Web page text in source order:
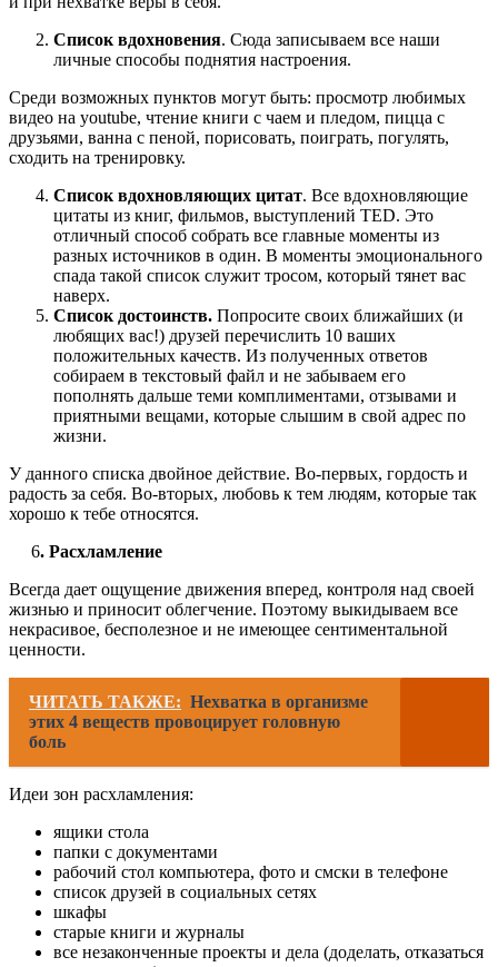
Список вдохновения. Сюда записываем все наши
личные способы поднятия настроения.
Среди возможных пунктов могут быть: просмотр любимых
видео на youtube, чтение книги с чаем и пледом, пицца с
друзьями, ванна с пеной, порисовать, поиграть, погулять,
сходить на тренировку.
Список вдохновляющих цитат. Все вдохновляющие
цитаты из книг, фильмов, выступлений TED. Это
отличный способ собрать все главные моменты из
разных источников в один. В моменты эмоционального
спада такой список служит тросом, который тянет вас
наверх.
Список достоинств. Попросите своих ближайших (и
любящих вас!) друзей перечислить 10 ваших
положительных качеств. Из полученных ответов
собираем в текстовый файл и не забываем его
пополнять дальше теми комплиментами, отзывами и
приятными вещами, которые слышим в свой адрес по
жизни.
У данного списка двойное действие. Во-первых, гордость и
радость за себя. Во-вторых, любовь к тем людям, которые так
хорошо к тебе относятся.
6. Расхламление
Всегда дает ощущение движения вперед, контроля над своей
жизнью и приносит облегчение. Поэтому выкидываем все
некрасивое, бесполезное и не имеющее сентиментальной
ценности.
ЧИТАТЬ ТАКЖЕ: Нехватка в организме
этих 4 веществ провоцирует головную
боль
Идеи зон расхламления:
ящики стола
папки с документами
рабочий стол компьютера, фото и смски в телефоне
список друзей в социальных сетях
шкафы
старые книги и журналы
все незаконченные проекты и дела (доделать, отказаться